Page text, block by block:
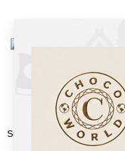
Sütlü Waffle Sosu (800gr)